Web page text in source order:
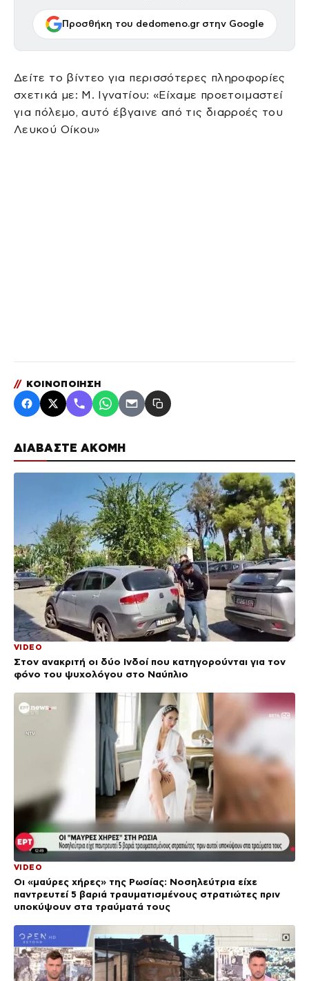
ΔΙΑΒΑΣΤΕ ΑΚΟΜΗ
VIDEO
Στον ανακριτή οι δύο Ινδοί που κατηγορούνται για τον
φόνο του ψυχολόγου στο Ναύπλιο
VIDEO
Οι «μαύρες χήρες» της Ρωσίας: Νοσηλεύτρια είχε
παντρευτεί 5 βαριά τραυματισμένους στρατιώτες πριν
υποκύψουν στα τραύματά τους
Προσθήκη του dedomeno.gr στην Google
Δείτε το βίντεο για περισσότερες πληροφορίες
σχετικά με: Μ. Ιγνατίου: «Είχαμε προετοιμαστεί
για πόλεμο, αυτό έβγαινε από τις διαρροές του
Λευκού Οίκου»
// ΚΟΙΝΟΠΟΙΗΣΗ